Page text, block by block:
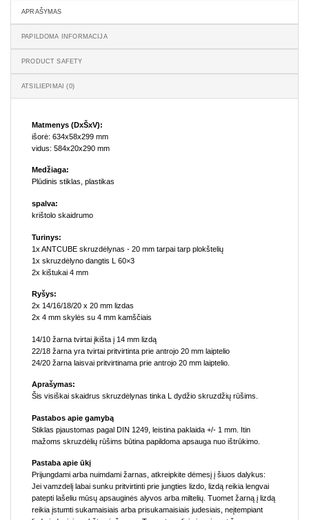
APRAŠYMAS
PAPILDOMA INFORMACIJA
PRODUCT SAFETY
ATSILIEPIMAI (0)
Matmenys (DxŠxV):
išorė: 634x58x299 mm
vidus: 584x20x290 mm
Medžiaga:
Plūdinis stiklas, plastikas
spalva:
krištolo skaidrumo
Turinys:
1x ANTCUBE skruzdėlynas - 20 mm tarpai tarp plokštelių
1x skruzdėlyno dangtis L 60×3
2x kištukai 4 mm
Ryšys:
2x 14/16/18/20 x 20 mm lizdas
2x 4 mm skylės su 4 mm kamščiais
14/10 žarna tvirtai įkišta į 14 mm lizdą
22/18 žarna yra tvirtai pritvirtinta prie antrojo 20 mm laiptelio
24/20 žarna laisvai pritvirtinama prie antrojo 20 mm laiptelio.
Aprašymas:
Šis visiškai skaidrus skruzdėlynas tinka L dydžio skruzdžių rūšims.
Pastabos apie gamybą
Stiklas pjaustomas pagal DIN 1249, leistina paklaida +/- 1 mm. Itin
mažoms skruzdėlių rūšims būtina papildoma apsauga nuo ištrūkimo.
Pastaba apie ūkį
Prijungdami arba nuimdami žarnas, atkreipkite dėmesį į šiuos dalykus:
Jei vamzdelį labai sunku pritvirtinti prie jungties lizdo, lizdą reikia lengvai
patepti lašeliu mūsų apsauginės alyvos arba miltelių. Tuomet žarną į lizdą
reikia įstumti sukamaisiais arba prisukamaisiais judesiais, neįtempiant